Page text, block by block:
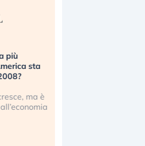
più
sta
ma è